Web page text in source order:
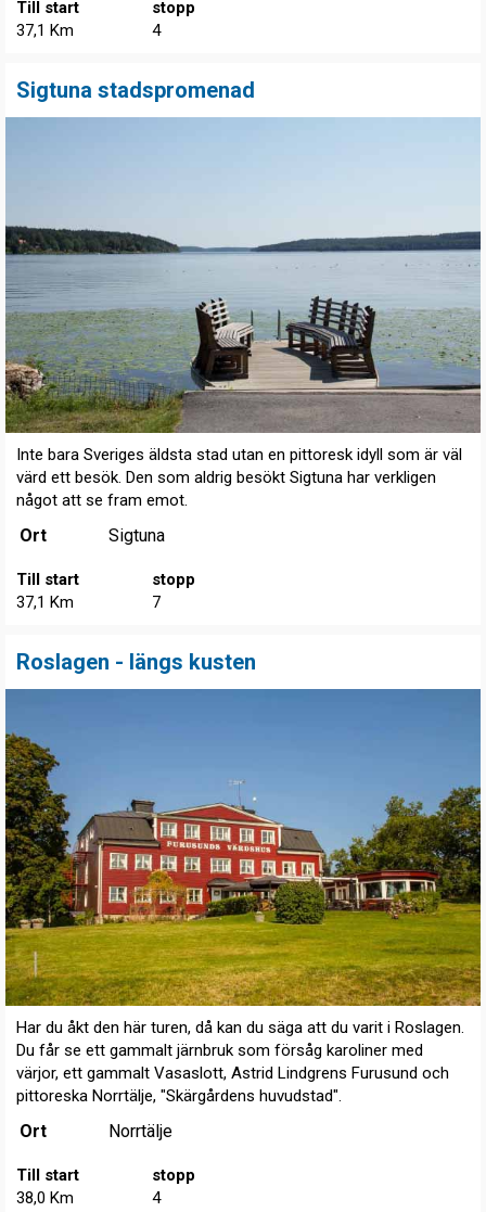
Till start
37,1 Km
stopp
4
Sigtuna stadspromenad
Inte bara Sveriges äldsta stad utan en pittoresk idyll som är väl
värd ett besök. Den som aldrig besökt Sigtuna har verkligen
något att se fram emot.
Ort Sigtuna
Till start
37,1 Km
stopp
7
Roslagen - längs kusten
Har du åkt den här turen, då kan du säga att du varit i Roslagen.
Du får se ett gammalt järnbruk som försåg karoliner med
värjor, ett gammalt Vasaslott, Astrid Lindgrens Furusund och
pittoreska Norrtälje, "Skärgårdens huvudstad".
Ort Norrtälje
Till start
38,0 Km
stopp
4